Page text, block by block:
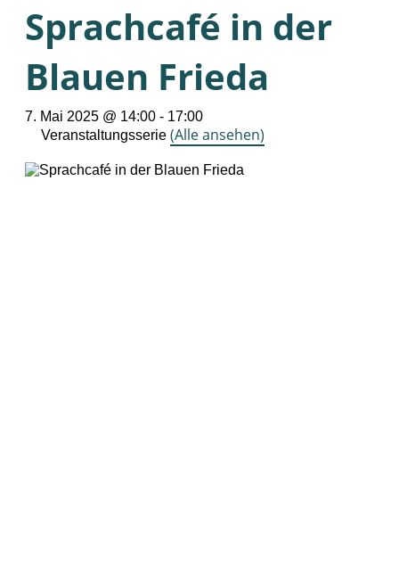
Sprachcafé in der
Blauen Frieda
7. Mai 2025 @ 14:00 - 17:00
Veranstaltungsserie (Alle ansehen)